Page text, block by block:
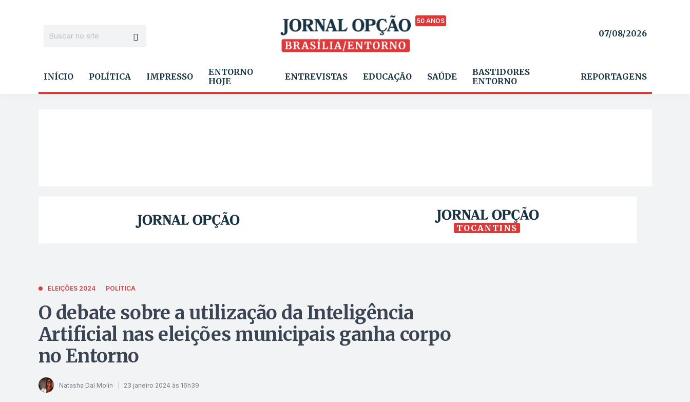
50 ANOS
07/08/2026
INÍCIO POLÍTICA IMPRESSO
ENTORNO
HOJE
ENTREVISTAS EDUCAÇÃO SAÚDE
BASTIDORES
ENTORNO
REPORTAGENS
TOCANTINS
ELEIÇÕES 2024 POLÍTICA
O debate sobre a utilização da Inteligência
Artificial nas eleições municipais ganha corpo
no Entorno
Natasha Dal Molin 23 janeiro 2024 às 16h39